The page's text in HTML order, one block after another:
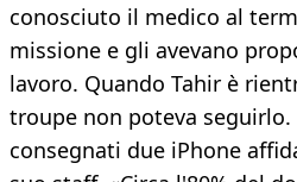
conosciuto il medico al
missione e gli avevano
lavoro. Quando Tahir è
troupe non poteva
consegnati due iPhone